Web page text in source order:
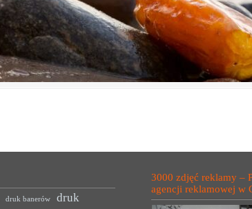
druk banerów
druk
3000 zdjęć reklamy –
agencji reklamowej w